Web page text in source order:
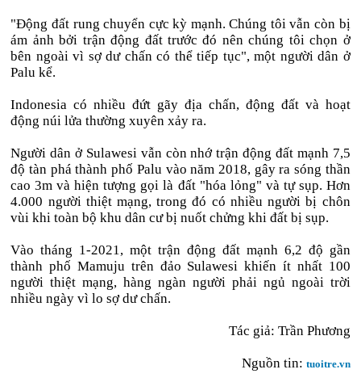
"Động đất rung chuyển cực kỳ mạnh. Chúng tôi vẫn còn bị
ám ảnh bởi trận động đất trước đó nên chúng tôi chọn ở
bên ngoài vì sợ dư chấn có thể tiếp tục", một người dân ở
Palu kể.
Indonesia có nhiều đứt gãy địa chấn, động đất và hoạt
động núi lửa thường xuyên xảy ra.
Người dân ở Sulawesi vẫn còn nhớ trận động đất mạnh 7,5
độ tàn phá thành phố Palu vào năm 2018, gây ra sóng thần
cao 3m và hiện tượng gọi là đất "hóa lỏng" và tự sụp. Hơn
4.000 người thiệt mạng, trong đó có nhiều người bị chôn
vùi khi toàn bộ khu dân cư bị nuốt chửng khi đất bị sụp.
Vào tháng 1-2021, một trận động đất mạnh 6,2 độ gần
thành phố Mamuju trên đảo Sulawesi khiến ít nhất 100
người thiệt mạng, hàng ngàn người phải ngủ ngoài trời
nhiều ngày vì lo sợ dư chấn.
Tác giả: Trần Phương
Nguồn tin: tuoitre.vn